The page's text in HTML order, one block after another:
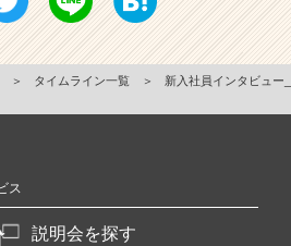
＞ タイムライン一覧 ＞
新入社員インタビュー_
ス
説明会を探す